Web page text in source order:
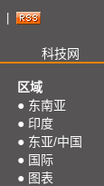
科技网
区域
● 东南亚
● 印度
● 东亚/中国
● 国际
● 图表